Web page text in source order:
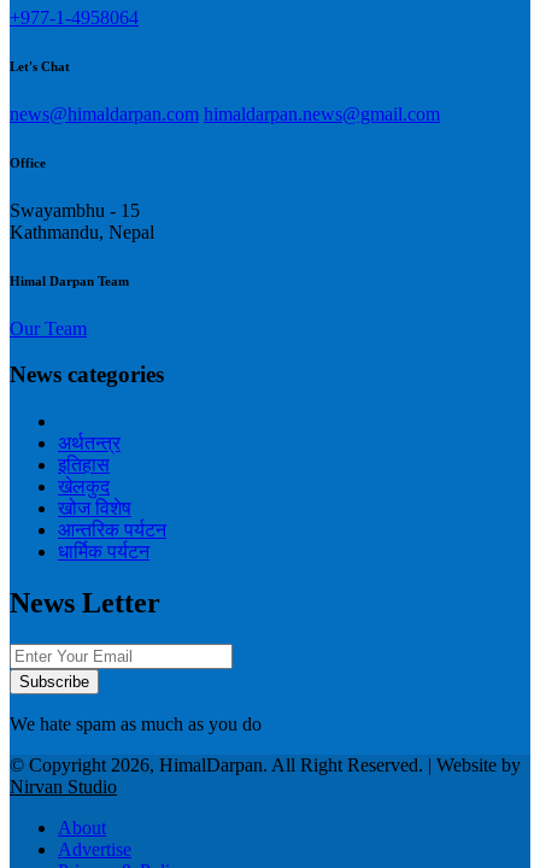
+977-1-4958064
Let's Chat
news@himaldarpan.com himaldarpan.news@gmail.com
Office
Swayambhu - 15
Kathmandu, Nepal
Himal Darpan Team
Our Team
News categories
अर्थतन्त्र
इतिहास
खेलकुद
खोज विशेष
आन्तरिक पर्यटन
धार्मिक पर्यटन
News Letter
We hate spam as much as you do
© Copyright 2026, HimalDarpan. All Right Reserved. | Website by
Nirvan Studio
About
Advertise